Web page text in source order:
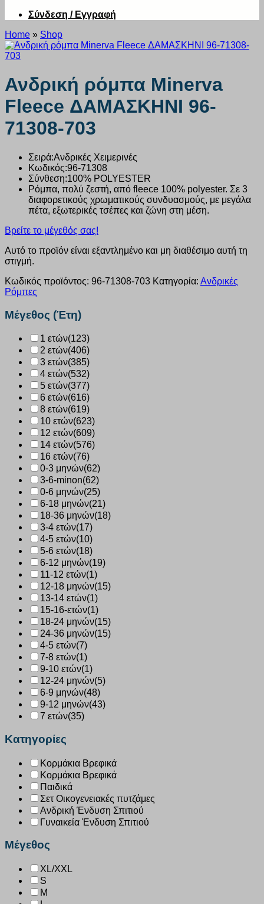
Σύνδεση / Εγγραφή
Home » Shop
Ανδρική ρόμπα Minerva
Fleece ΔΑΜΑΣΚΗΝΙ 96-
71308-703
Σειρά:Ανδρικές Χειμερινές
Κωδικός:96-71308
Σύνθεση:100% POLYESTER
Ρόμπα, πολύ ζεστή, από fleece 100% polyester. Σε 3
διαφορετικούς χρωματικούς συνδυασμούς, με μεγάλα
πέτα, εξωτερικές τσέπες και ζώνη στη μέση.
Βρείτε το μέγεθός σας!
Αυτό το προϊόν είναι εξαντλημένο και μη διαθέσιμο αυτή τη
στιγμή.
Κωδικός προϊόντος: 96-71308-703 Κατηγορία: Ανδρικές
Ρόμπες
Μέγεθος (Έτη)
1 ετών(123)
2 ετών(406)
3 ετών(385)
4 ετών(532)
5 ετών(377)
6 ετών(616)
8 ετών(619)
10 ετών(623)
12 ετών(609)
14 ετών(576)
16 ετών(76)
0-3 μηνών(62)
3-6-minon(62)
0-6 μηνών(25)
6-18 μηνών(21)
18-36 μηνών(18)
3-4 ετών(17)
4-5 ετών(10)
5-6 ετών(18)
6-12 μηνών(19)
11-12 ετών(1)
12-18 μηνών(15)
13-14 ετών(1)
15-16-ετών(1)
18-24 μηνών(15)
24-36 μηνών(15)
4-5 ετών(7)
7-8 ετών(1)
9-10 ετών(1)
12-24 μηνών(5)
6-9 μηνών(48)
9-12 μηνών(43)
7 ετών(35)
Κατηγορίες
Κορμάκια Βρεφικά
Κορμάκια Βρεφικά
Παιδικά
Σετ Οικογενειακές πυτζάμες
Ανδρική Ένδυση Σπιτιού
Γυναικεία Ένδυση Σπιτιού
Μέγεθος
XL/XXL
S
M